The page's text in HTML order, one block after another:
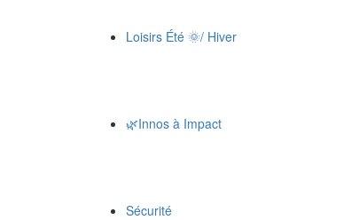
Loisirs Été 🌞/ Hiver
🌿Innos à Impact
Sécurité